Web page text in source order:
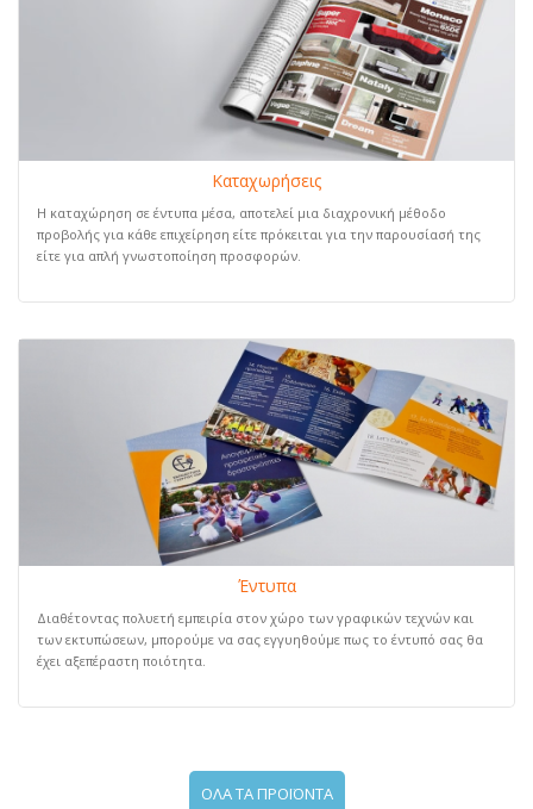
Καταχωρήσεις
Η καταχώρηση σε έντυπα μέσα, αποτελεί μια διαχρονική μέθοδο
προβολής για κάθε επιχείρηση είτε πρόκειται για την παρουσίασή της
είτε για απλή γνωστοποίηση προσφορών.
Έντυπα
Διαθέτοντας πολυετή εμπειρία στον χώρο των γραφικών τεχνών και
των εκτυπώσεων, μπορούμε να σας εγγυηθούμε πως το έντυπό σας θα
έχει αξεπέραστη ποιότητα.
ΟΛΑ ΤΑ ΠΡΟΪΟΝΤΑ